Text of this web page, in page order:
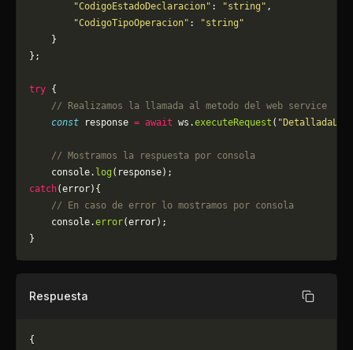
        "CodigoEstadoDeclaracion"
: "string" ,
        "CodigoTipoOperacion"
:
"string"
    }
};
try {
    // Realizamos la llamada al metodo del web service
    const
response = await ws.executeRequest (
    // Mostramos la respuesta por consola
    console.
log (response);
catch(error){
    // En caso de error lo mostramos por consola
	console.
error(error);
}
Respuesta Copiar
{